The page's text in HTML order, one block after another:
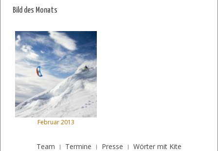
Bild des Monats
Februar 2013
Team Termine Presse Wörter mit Kite